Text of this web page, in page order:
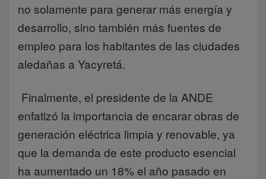
no solamente para generar más energía y
desarrollo, sino también más fuentes de
empleo para los habitantes de las ciudades
aledañas a Yacyretá.
Finalmente, el presidente de la ANDE
enfatizó la importancia de encarar obras de
generación eléctrica limpia y renovable, ya
que la demanda de este producto esencial
ha aumentado un 18% el año pasado en